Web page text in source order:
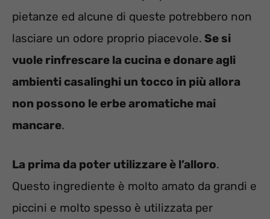
pietanze ed alcune di queste potrebbero non
lasciare un odore proprio piacevole. Se si
vuole rinfrescare la cucina e donare agli
ambienti casalinghi un tocco in più allora
non possono le erbe aromatiche mai
mancare.
La prima da poter utilizzare è l’alloro.
Questo ingrediente è molto amato da grandi e
piccini e molto spesso è utilizzata per